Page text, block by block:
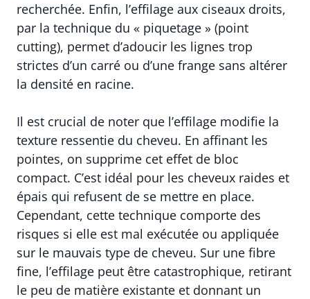
recherchée. Enfin, l’effilage aux ciseaux droits,
par la technique du « piquetage » (point
cutting), permet d’adoucir les lignes trop
strictes d’un carré ou d’une frange sans altérer
la densité en racine.
Il est crucial de noter que l’effilage modifie la
texture ressentie du cheveu. En affinant les
pointes, on supprime cet effet de bloc
compact. C’est idéal pour les cheveux raides et
épais qui refusent de se mettre en place.
Cependant, cette technique comporte des
risques si elle est mal exécutée ou appliquée
sur le mauvais type de cheveu. Sur une fibre
fine, l’effilage peut être catastrophique, retirant
le peu de matière existante et donnant un